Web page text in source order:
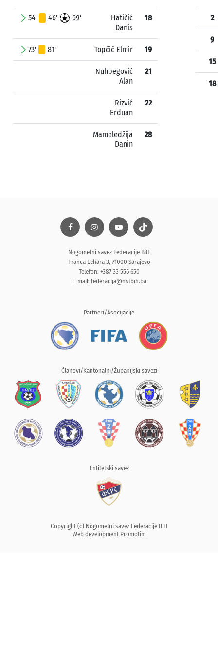
54' 46' 69'
Hatičić
Danis
18
73' 81' Topčić Elmir 19
Nuhbegović
Alan
21
Rizvić
Erduan
22
Mameledžija
Danin
28
2
9
15
18
Nogometni savez Federacije BiH
Franca Lehara 3, 71000 Sarajevo
Telefon: +387 33 556 650
E-mail: federacija@nsfbih.ba
Partneri/Asocijacije
Članovi/Kantonalni/Županijski savezi
Entitetski savez
Copyright (c) Nogometni savez Federacije BiH
Web development Promotim